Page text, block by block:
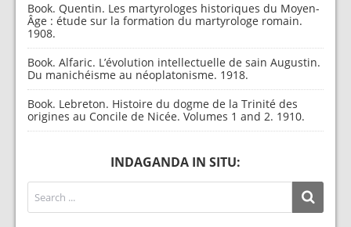
Book. Quentin. Les martyrologes historiques du Moyen-
Âge : étude sur la formation du martyrologe romain.
1908.
Book. Alfaric. L’évolution intellectuelle de sain Augustin.
Du manichéisme au néoplatonisme. 1918.
Book. Lebreton. Histoire du dogme de la Trinité des
origines au Concile de Nicée. Volumes 1 and 2. 1910.
INDAGANDA IN SITU: